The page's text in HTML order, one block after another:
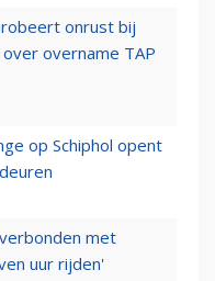
onrust bij
overname TAP
op Schiphol opent
met
uur rijden'